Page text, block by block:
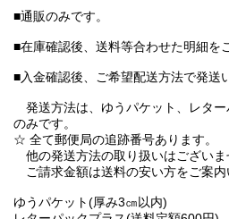
■通販のみです。
■在庫確認後、送料等合わせた明細を
■入金確認後、ご希望配送方法で発送
発送方法は、ゆうパケット、レター
のみです。
☆ 全て郵便局の追跡番号あります。
他の発送方法の取り扱いはございま
ご請求金額は送料の安い方をご案内
ゆうパケット(厚み3㎝以内)